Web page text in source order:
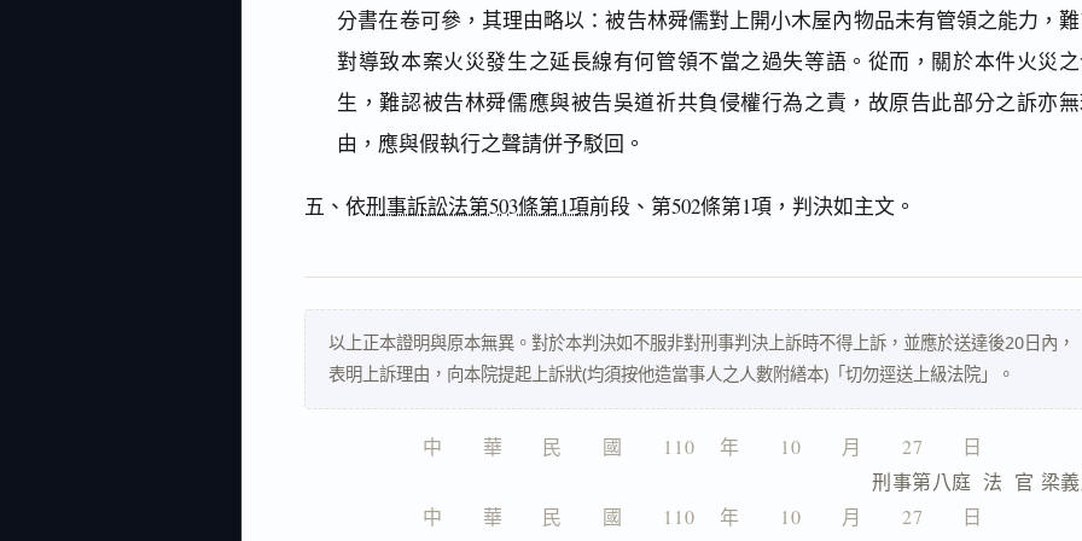
分書在卷可參，其理由略以：被告林舜儒對上開小木屋內物品未有管領之能力，
對導致本案火災發生之延長線有何管領不當之過失等語。從而，關於本件火災
生，難認被告林舜儒應與被告吳道祈共負侵權行為之責，故原告此部分之訴亦
由，應與假執行之聲請併予駁回。
五、依刑事訴訟法第503條第1項前段、第502條第1項，判決如主文。
以上正本證明與原本無異。對於本判決如不服非對刑事判決上訴時不得上訴，並應於送達後20日內，
表明上訴理由，向本院提起上訴狀(均須按他造當事人之人數附繕本)「切勿逕送上級法院」。
中　　華　　民　　國　　110 　年　　10　　月　　27　　日
刑事第八庭  法  官 梁義
中　　華　　民　　國　　110 　年　　10　　月　　27　　日